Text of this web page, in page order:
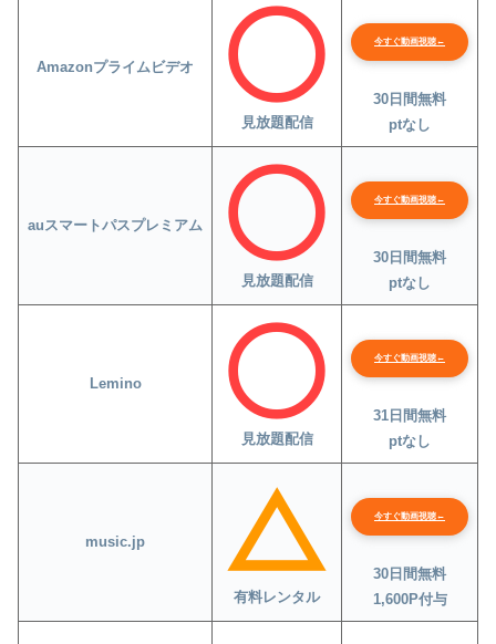
Amazonプライムビデオ
見放題配信
今すぐ動画視聴←
30日間無料
ptなし
auスマートパスプレミアム
見放題配信
今すぐ動画視聴←
30日間無料
ptなし
Lemino
見放題配信
今すぐ動画視聴←
31日間無料
ptなし
music.jp
有料レンタル
今すぐ動画視聴←
30日間無料
1,600P付与